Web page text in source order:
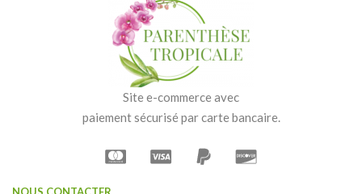
Site e-commerce avec
paiement sécurisé par carte bancaire.